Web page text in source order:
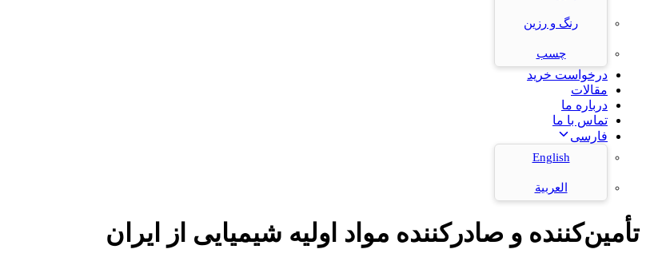
رنگ و رزین
چسب
درخواست خرید
مقالات
درباره ما
تماس با ما
فارسی
English
العربية
تأمین‌کننده و صادرکننده مواد اولیه شیمیایی از ایران